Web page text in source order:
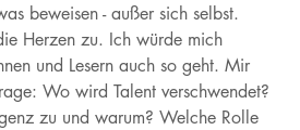
beweisen - außer sich selbst.
Herzen zu. Ich würde mich
und Lesern auch so geht. Mir
Wo wird Talent verschwendet?
zu und warum? Welche Rolle